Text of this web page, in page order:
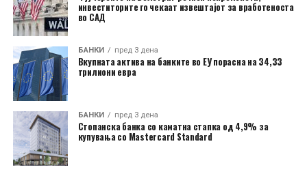
инвеститорите го чекаат извештајот за вработеноста
во САД
БАНКИ пред 3 дена
Вкупната актива на банките во ЕУ порасна на 34,33
трилиони евра
БАНКИ пред 3 дена
Стопанска банка со каматна стапка од 4,9% за
купувања со Mastercard Standard